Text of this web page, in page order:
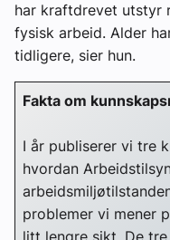
har kraftdrevet utstyr
fysisk arbeid. Alder
tidligere, sier hun.
Fakta om
I år publiserer vi tre
hvordan
problemer vi mener